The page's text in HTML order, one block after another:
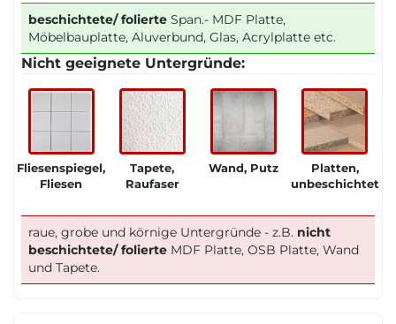
beschichtete/ folierte Span.- MDF Platte,
Möbelbauplatte, Aluverbund, Glas, Acrylplatte etc.
Nicht geeignete Untergründe:
Fliesenspiegel,
Fliesen
Tapete,
Raufaser
Wand, Putz
Platten,
unbeschichtet
raue, grobe und körnige Untergründe - z.B. nicht
beschichtete/ folierte MDF Platte, OSB Platte, Wand
und Tapete.